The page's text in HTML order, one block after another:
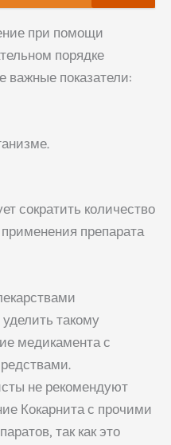
при помощи
порядке
важные показатели:
сократить количество
препарата
такому
медикамента с
не рекомендуют
Кокарнита с прочими
так как это